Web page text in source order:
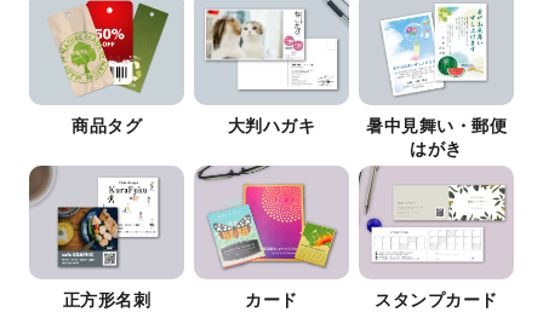
商品タグ 大判ハガキ
暑中見舞い・郵便
はがき
正方形名刺 カード スタンプカード